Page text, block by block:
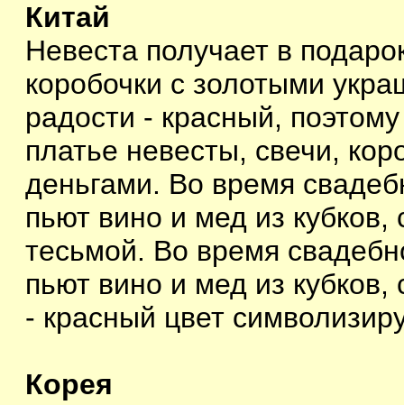
Китай
Невеста получает в
коробочки с золотыми
радости - красный,
платье невесты, свечи,
деньгами. Во время
пьют вино и мед из
тесьмой. Во время
пьют вино и мед из
- красный цвет
Корея